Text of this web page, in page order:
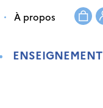
ENSEIGNEMENT
À propos